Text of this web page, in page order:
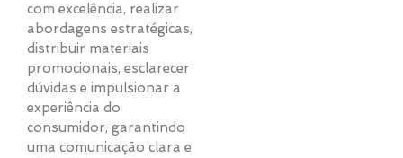
com excelência, realizar
abordagens estratégicas,
distribuir materiais
promocionais, esclarecer
dúvidas e impulsionar a
experiência do
consumidor, garantindo
uma comunicação clara e